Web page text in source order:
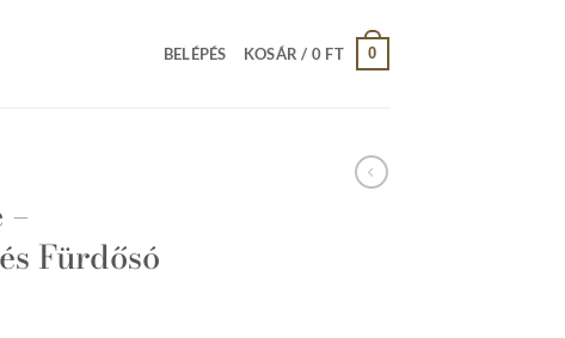
BELÉPÉS KOSÁR / 0 FT 0
–
Fürdősó